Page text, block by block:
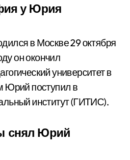
у Юрия
в Москве 29 октября
он окончил
университет в
Юрий поступил в
институт (ГИТИС).
снял Юрий